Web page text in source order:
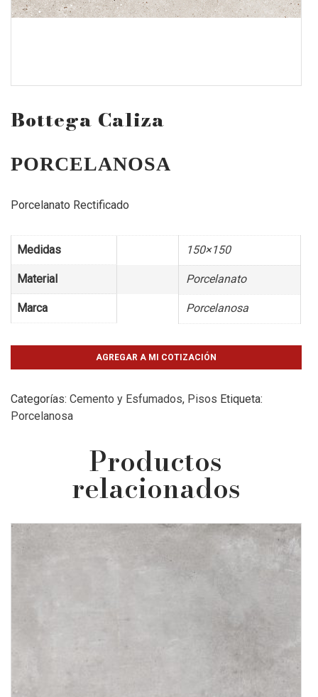
Bottega Caliza
PORCELANOSA
Porcelanato Rectificado
Medidas 150×150
Material Porcelanato
Marca Porcelanosa
AGREGAR A MI COTIZACIÓN
Categorías: Cemento y Esfumados, Pisos Etiqueta:
Porcelanosa
Productos
relacionados